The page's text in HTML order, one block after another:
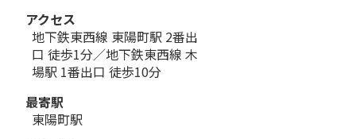
アクセス
地下鉄東西線 東陽町駅 2番出
口 徒歩1分／地下鉄東西線 木
場駅 1番出口 徒歩10分
最寄駅
東陽町駅